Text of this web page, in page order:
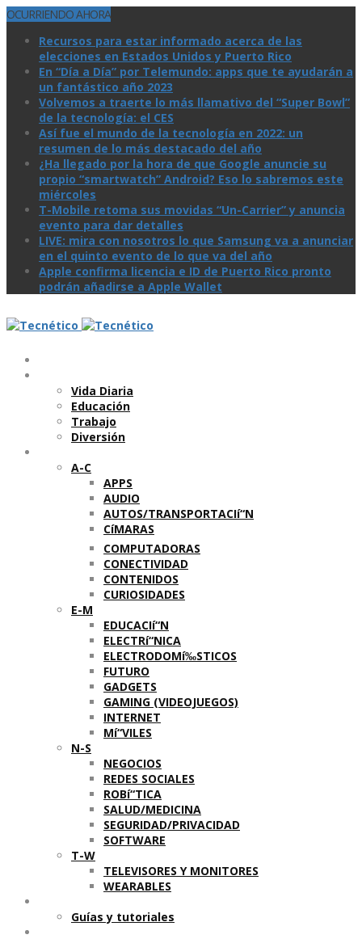
OCURRIENDO AHORA
Recursos para estar informado acerca de las
elecciones en Estados Unidos y Puerto Rico
En “Día a Día” por Telemundo: apps que te ayudarán a
un fantástico año 2023
Volvemos a traerte lo más llamativo del “Super Bowl”
de la tecnologí­a: el CES
Así­ fue el mundo de la tecnologí­a en 2022: un
resumen de lo más destacado del año
¿Ha llegado por la hora de que Google anuncie su
propio “smartwatch” Android? Eso lo sabremos este
miércoles
T-Mobile retoma sus movidas “Un-Carrier” y anuncia
evento para dar detalles
LIVE: mira con nosotros lo que Samsung va a anunciar
en el quinto evento de lo que va del año
Apple confirma licencia e ID de Puerto Rico pronto
podrán añadirse a Apple Wallet
Vida Diaria
Educación
Trabajo
Diversión
A-C
APPS
AUDIO
AUTOS/TRANSPORTACIí“N
CíMARAS
COMPUTADORAS
CONECTIVIDAD
CONTENIDOS
CURIOSIDADES
E-M
EDUCACIí“N
ELECTRí“NICA
ELECTRODOMí‰STICOS
FUTURO
GADGETS
GAMING (VIDEOJUEGOS)
INTERNET
Mí“VILES
N-S
NEGOCIOS
REDES SOCIALES
ROBí“TICA
SALUD/MEDICINA
SEGURIDAD/PRIVACIDAD
SOFTWARE
T-W
TELEVISORES Y MONITORES
WEARABLES
Guí­as y tutoriales